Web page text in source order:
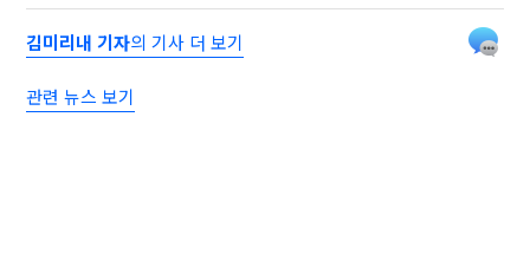
김미리내 기자의 기사 더 보기
관련 뉴스 보기